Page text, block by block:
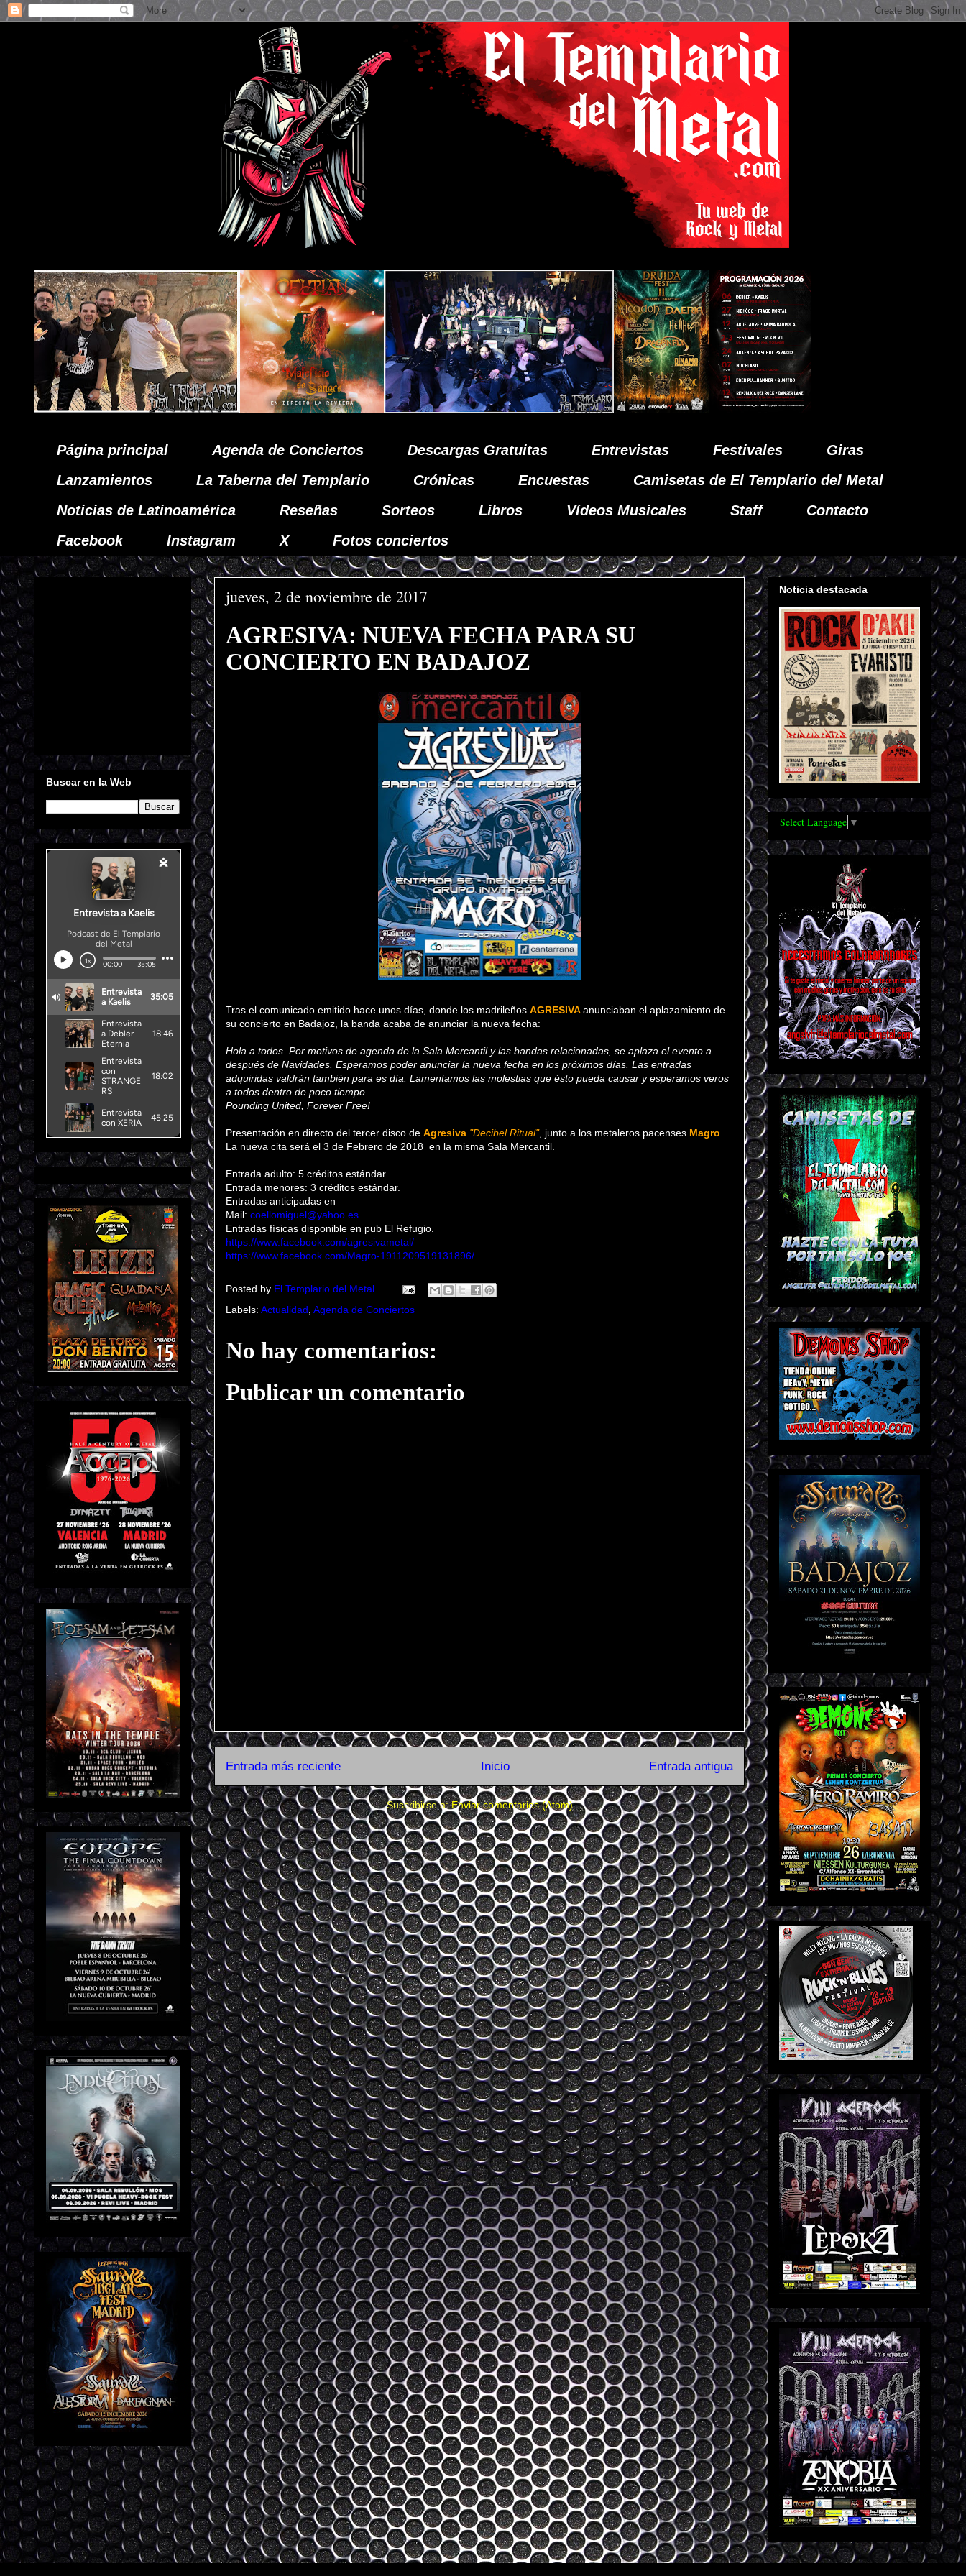
Página principal Agenda de Conciertos Descargas Gratuitas Entrevistas Festivales
Giras
Lanzamientos
La Taberna del Templario Crónicas Encuestas
Camisetas de El Templario del Metal
Noticias de Latinoamérica
Reseñas Sorteos Libros Vídeos Musicales Staff
Contacto
Facebook
Instagram X Fotos conciertos
jueves, 2 de noviembre de 2017
AGRESIVA: NUEVA FECHA PARA SU
CONCIERTO EN BADAJOZ
Tras el comunicado emitido hace unos días, donde los madrileños AGRESIVAanunciaban el aplazamiento de
su concierto en Badajoz, la banda acaba de anunciar la nueva fecha:
Hola a todos. Por motivos de agenda de la Sala Mercantil y las bandas relacionadas, se aplaza el evento a
después de Navidades. Esperamos poder anunciar la nueva fecha en los próximos días. Las entradas
adquiridas valdrán también para es día. Lamentamos las molestias que ésto pueda causar y esperamos veros
a todos dentro de poco tiempo.
Pounding United, Forever Free!
Presentación en directo del tercer disco de Agresiva "Decibel Ritual", junto a los metaleros pacenses Magro
La nueva cita será el 3 de Febrero de 2018 en la misma Sala Mercantil.
Entrada adulto: 5 créditos estándar.
Entrada menores: 3 créditos estándar.
Entradas anticipadas en
Mail: coellomiguel@yahoo.es
Entradas físicas disponible en pub El Refugio.
https://www.facebook.com/agresivametal/
https://www.facebook.com/Magro-1911209519131896/
Posted by El Templario del Metal
Labels: Actualidad Agenda de Conciertos
No hay comentarios:
Publicar un comentario
Entrada más reciente Entrada antigua
Inicio
Suscribirse a:Enviar comentarios (Atom)
Buscar en la Web
Noticia destacada
Select Language ▼